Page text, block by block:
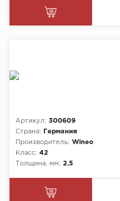
Артикул: 300609
Страна:
Германия
Производитель: Wineo
Класс: 42
Толщина, мм: 2.5